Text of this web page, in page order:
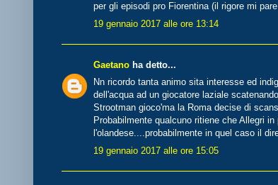
per gli episodi pro Fiorentina (il rigore mi
19 gennaio 2017 alle ore 13:14
Gaetano ha detto...
Nn ricordo tanta animo sita interesse ed
dell'acqua ad un giocatore laziale
Strootman gioco'ma la Roma decise di
Probabilmente qualcuno ritiene che Allegri
l'olandese....probabilmente in quel caso il
19 gennaio 2017 alle ore 15:05